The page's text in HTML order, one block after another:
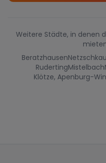
Weitere Städte, in denen
Beratzhausen
RudertingMistelbach
Klötze, Apenburg-